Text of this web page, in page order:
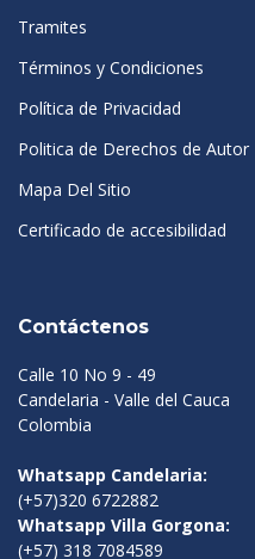
Tramites
Términos y Condiciones
Política de Privacidad
Politica de Derechos de Autor
Mapa Del Sitio
Certificado de accesibilidad
Contáctenos
Calle 10 No 9 - 49
Candelaria - Valle del Cauca
Colombia
Whatsapp Candelaria:
(+57)320 6722882
Whatsapp Villa Gorgona:
(+57) 318 7084589